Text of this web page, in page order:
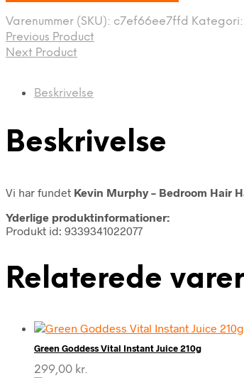
Varenummer (SKU): c7ef66ee7ffd Kategori:
Previous Product
Next Product
Beskrivelse
Beskrivelse
Vi har fundet Kevin Murphy – Bedroom Hair
Yderlige produktinformationer:
Produkt id: 9339341022077
Relaterede varer
Green Goddess Vital Instant Juice 210g
299,00 kr.